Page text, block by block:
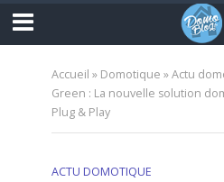
Accueil » Domotique »Actu
Green : La nouvelle solution
Plug & Play
ACTU DOMOTIQUE